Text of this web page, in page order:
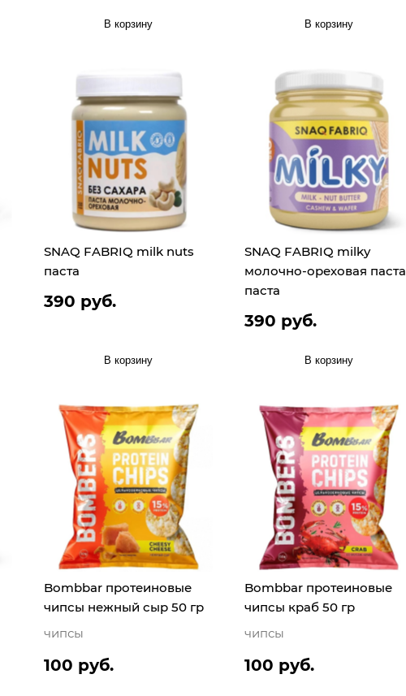
В корзину В корзину
SNAQ FABRIQ milk nuts
паста
390 руб.
В корзину
SNAQ FABRIQ milky
молочно-ореховая паста
паста
390 руб.
В корзину
Bombbar протеиновые
чипсы нежный сыр 50 гр
чипсы
100 руб.
Bombbar протеиновые
чипсы краб 50 гр
чипсы
100 руб.